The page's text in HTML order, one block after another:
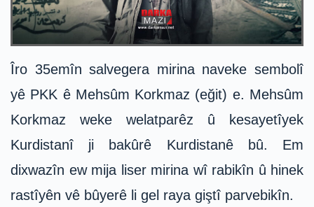
Îro 35emîn salvegera mirina naveke sembolî
yê PKK ê Mehsûm Korkmaz (eğit) e. Mehsûm
Korkmaz weke welatparêz û kesayetîyek
Kurdistanî ji bakûrê Kurdistanê bû. Em
dixwazîn ew mija liser mirina wî rabikîn û hinek
rastîyên vê bûyerê li gel raya giştî parvebikîn.